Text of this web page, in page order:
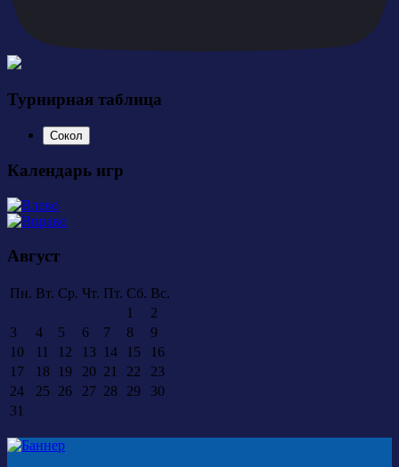
Турнирная таблица
Сокол
Календарь игр
Август
Пн. Вт. Ср. Чт. Пт. Сб. Вс.
1
2
3
4 5 6 7 8
9
10
11 12 13 14 15
16
17
18 19 20 21 22
23
24
25 26 27 28 29
30
31